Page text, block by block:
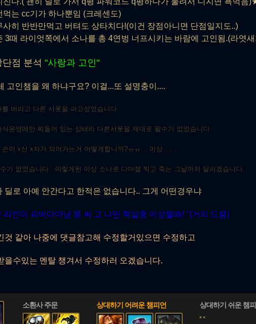
먹는 cc기가 하나뿐임 (크레센도)
사히 반반만먹고 버텨도 상타치다!(이건 장점아니면 단점일지도..)
3때 라이엇쪽에서 소나를 총 4연벙 너프시키는 바람에 고인됨.(라엿
점 분석 "사랑과 고인"
고인챔을 왜 하냐구요? 이걸...또 설명충이....
버리고 다른 서폿을 파고싶었습니다.
운영에만 찌들어 있는 상태라 다른서폿을 제대로 팔수가 없었습니다.
이 x신 x자가 되어가는거 어떻게합니까?ㅠㅠ... 이상 ....
가 없었습니다. 이렇게된 이상 소나로 다마챌 찍고 죽는 그날까지 달리겠습니다.
딜로 아예 안간다고 한적은 없습니다.. 그게 어떤경우냐
라인이 피바다마냥 똥 싸 고 나만 학살중 이상뜰때! "(거의 드뭄)
것 같아 나중에 댓글참고해 수정할거있으면 수정하고
을수있는 멘탈 챙겨서 수정하러 오겠습니다.
소환사 주문 상대하기 어려운 챔피언 상대하기 쉬운 챔